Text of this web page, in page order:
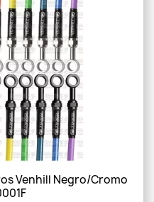
Venhill Negro/Cromo